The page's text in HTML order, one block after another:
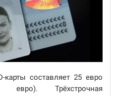
составляет 25 евро
Трёхстрочная